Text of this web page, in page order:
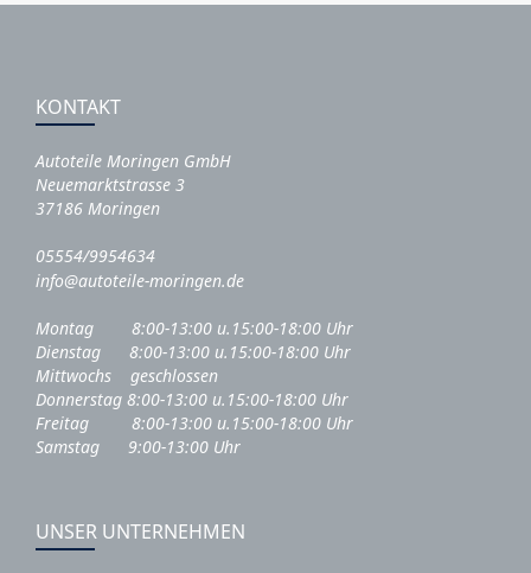
KONTAKT
Autoteile Moringen GmbH
Neuemarktstrasse 3
37186 Moringen
05554/9954634
info@autoteile-moringen.de
Montag 8:00-13:00 u.15:00-18:00 Uhr
Dienstag 8:00-13:00 u.15:00-18:00 Uhr
Mittwochs geschlossen
Donnerstag 8:00-13:00 u.15:00-18:00 Uhr
Freitag 8:00-13:00 u.15:00-18:00 Uhr
Samstag 9:00-13:00 Uhr
UNSER UNTERNEHMEN